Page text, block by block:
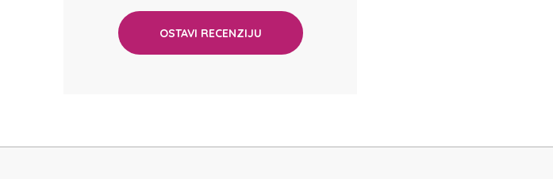
OSTAVI RECENZIJU